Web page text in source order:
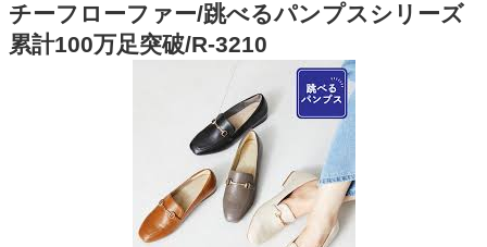
チーフローファー/跳べるパンプスシリーズ
累計100万足突破/R-3210